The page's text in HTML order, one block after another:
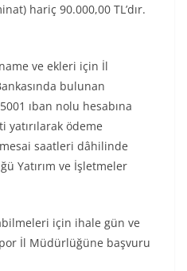
hariç 90.000,00 TL’dır.
ve ekleri için İl
bulunan
ıban nolu hesabına
yatırılarak ödeme
saatleri dâhilinde
Yatırım ve İşletmeler
için ihale gün ve
İl Müdürlüğüne başvuru